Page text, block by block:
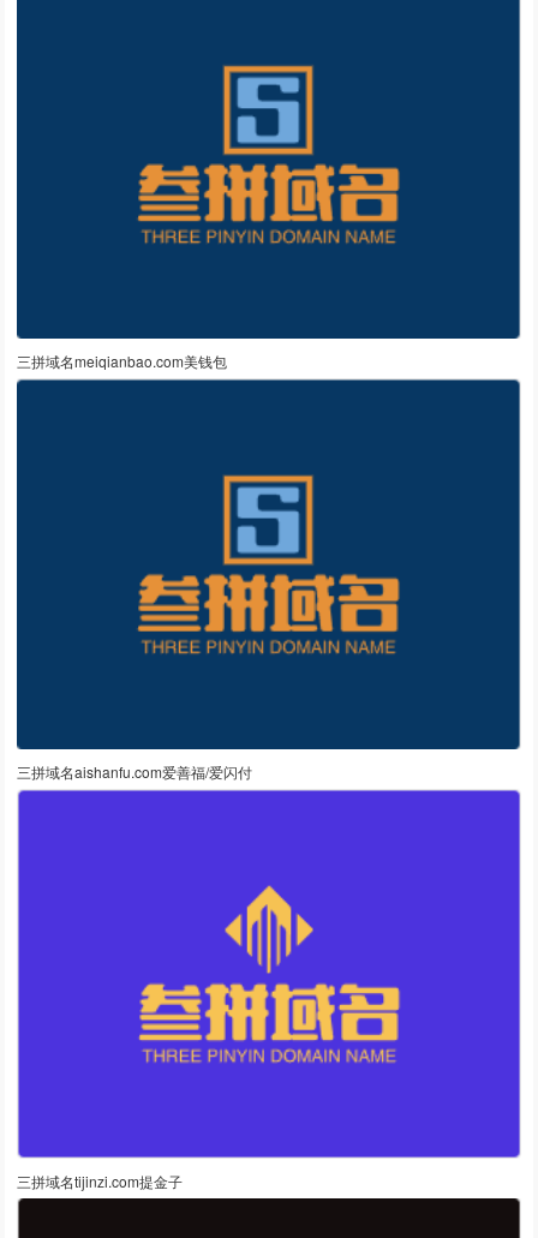
三拼域名meiqianbao.com美钱包
三拼域名aishanfu.com爱善福/爱闪付
三拼域名tijinzi.com提金子